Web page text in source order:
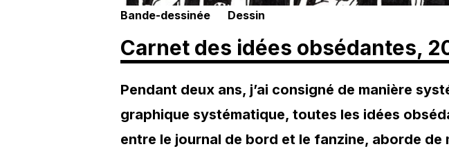
Bande-dessinée Dessin
Carnet des idées obsédantes,
Pendant deux ans, j’ai consigné de manière
graphique systématique, toutes les idées
entre le journal de bord et le fanzine, aborde